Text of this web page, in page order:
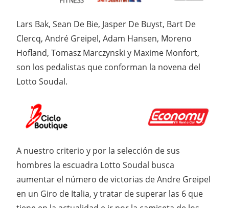
Lars Bak, Sean De Bie, Jasper De Buyst, Bart De
Clercq, André Greipel, Adam Hansen, Moreno
Hofland, Tomasz Marczynski y Maxime Monfort,
son los pedalistas que conforman la novena del
Lotto Soudal.
A nuestro criterio y por la selección de sus
hombres la escuadra Lotto Soudal busca
aumentar el número de victorias de Andre Greipel
en un Giro de Italia, y tratar de superar las 6 que